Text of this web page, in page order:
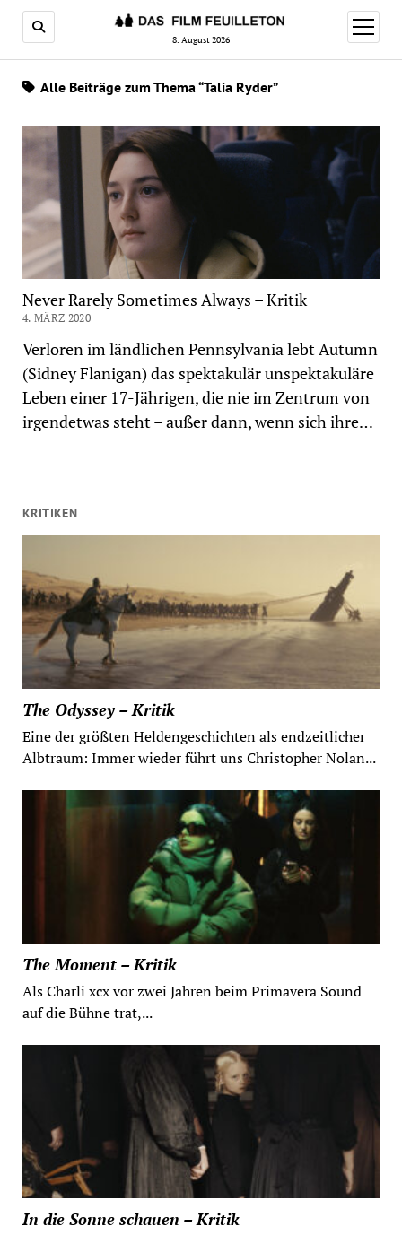
8. August 2026
Menü
öffnen
KRITIKEN
The Odyssey – Kritik
Eine der größten Heldengeschichten als endzeitlicher
Albtraum: Immer wieder führt uns Christopher Nolan...
The Moment – Kritik
Als Charli xcx vor zwei Jahren beim Primavera Sound
auf die Bühne trat,...
In die Sonne schauen – Kritik
Alle Beiträge zum Thema “Talia Ryder”
Never Rarely Sometimes Always – Kritik
4. MÄRZ 2020
Verloren im ländlichen Pennsylvania lebt Autumn
(Sidney Flanigan) das spektakulär unspektakuläre
Leben einer 17-Jährigen, die nie im Zentrum von
irgendetwas steht – außer dann, wenn sich ihre…